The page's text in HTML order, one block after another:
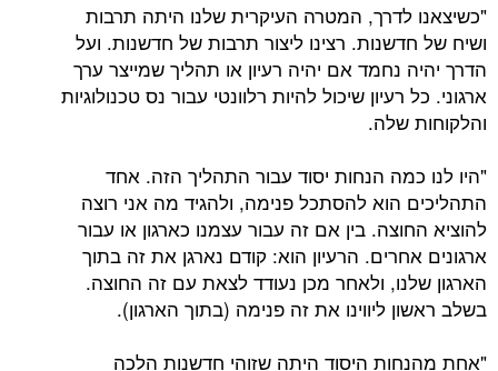
"כשיצאנו לדרך, המטרה העיקרית שלנו היתה תרבות
ושיח של חדשנות. רצינו ליצור תרבות של חדשנות. ועל
הדרך יהיה נחמד אם יהיה רעיון או תהליך שמייצר ערך
ארגוני. כל רעיון שיכול להיות רלוונטי עבור נס טכנולוגיות
והלקוחות שלה.
"היו לנו כמה הנחות יסוד עבור התהליך הזה. אחד
התהליכים הוא להסתכל פנימה, ולהגיד מה אני רוצה
להוציא החוצה. בין אם זה עבור עצמנו כארגון או עבור
ארגונים אחרים. הרעיון הוא: קודם נארגן את זה בתוך
הארגון שלנו, ולאחר מכן נעודד לצאת עם זה החוצה.
בשלב ראשון ליווינו את זה פנימה (בתוך הארגון).
"אחת מהנחות היסוד היתה שזוהי חדשנות הלכה